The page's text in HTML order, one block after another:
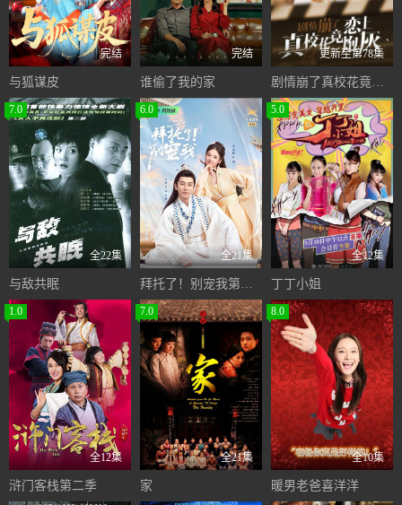
完结
与狐谋皮
完结
谁偷了我的家
更新至第78集
7.0
全22集
与敌共眠
6.0
全21集
拜托了！别宠我第二季
5.0
全12集
丁丁小姐
1.0
全12集
浒门客栈第二季
7.0
全21集
家
8.0
全10集
暖男老爸喜洋洋